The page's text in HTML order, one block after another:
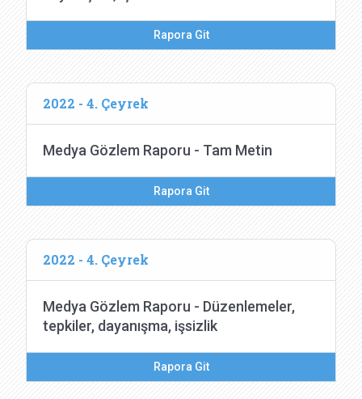
Rapora Git
2022 - 4. Çeyrek
Medya Gözlem Raporu - Tam Metin
Rapora Git
2022 - 4. Çeyrek
Medya Gözlem Raporu - Düzenlemeler,
tepkiler, dayanışma, işsizlik
Rapora Git